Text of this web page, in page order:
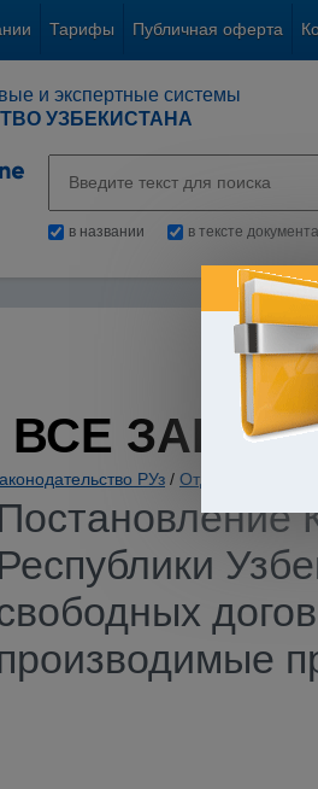
Тарифы Публичная оферта
и экспертные системы
УЗБЕКИСТАНА
в названии в тексте документа
ВСЕ
РУз / Отдельные
Постановление
Республики